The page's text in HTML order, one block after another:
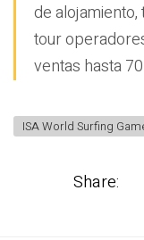
de
tour
ventas hasta 70
ISA World Surfing
Share: